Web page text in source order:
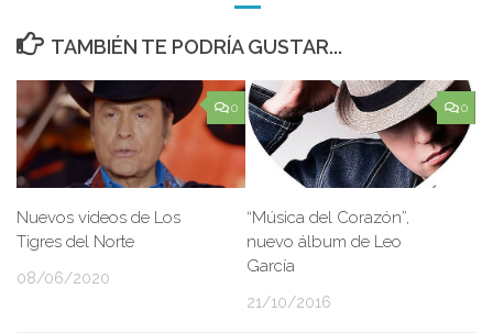
TAMBIÉN TE PODRÍA GUSTAR...
0
Nuevos videos de Los
Tigres del Norte
08/06/2020
0
“Música del Corazón”,
nuevo álbum de Leo
García
21/10/2016